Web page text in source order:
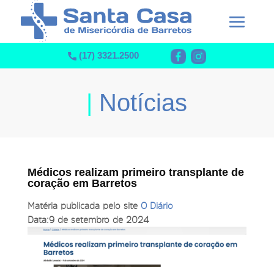
(17) 3321.2500
| Notícias
Médicos realizam primeiro transplante de
coração em Barretos
Matéria publicada pelo site O Diário
Data:9 de setembro de 2024